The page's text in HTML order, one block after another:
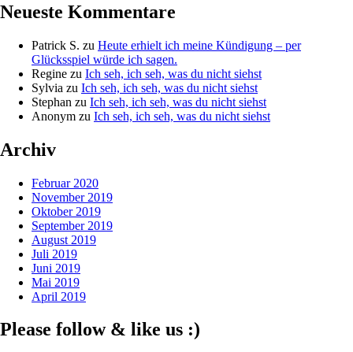
Neueste Kommentare
Patrick S. zu Heute erhielt ich meine Kündigung – per
Glücksspiel würde ich sagen.
Regine zu Ich seh, ich seh, was du nicht siehst
Sylvia zu Ich seh, ich seh, was du nicht siehst
Stephan zu Ich seh, ich seh, was du nicht siehst
Anonym zu Ich seh, ich seh, was du nicht siehst
Archiv
Februar 2020
November 2019
Oktober 2019
September 2019
August 2019
Juli 2019
Juni 2019
Mai 2019
April 2019
Please follow & like us :)